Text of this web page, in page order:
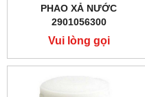
PHAO XẢ NƯỚC
2901056300
Vui lòng gọi